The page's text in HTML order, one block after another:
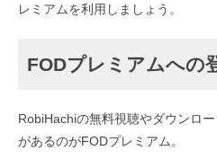
レミアムを利用しましょう。
FODプレミアムへの
RobiHachiの無料視聴やダウンロ
があるのがFODプレミアム。